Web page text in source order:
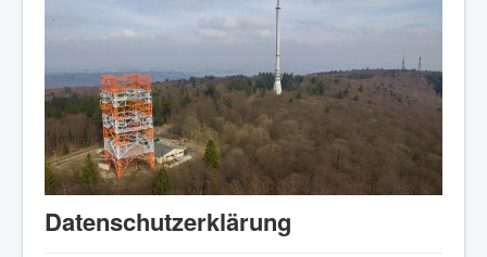
Webcam & Wetter
Galerie
Mitglied werden
Historie
Know-How
Impressum
Datenschutzerklärung